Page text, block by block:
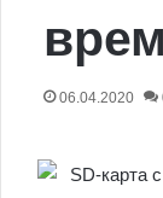
06.04.2020